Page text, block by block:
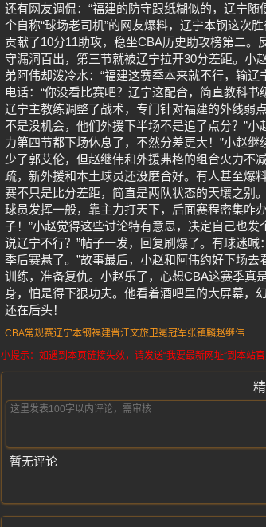
还有网友调侃：“福建的防守跟纸糊似的，辽宁
个自称“球场老司机”的网友爆料，辽宁本钢这次
贡献了10分11助攻，稳坐CBA历史助攻榜第二
守漏洞百出，第三节就被辽宁拉开30分差距。小
弟阿伟却泼冷水：“福建这赛季本来就不行，输
电话：“你没看比赛吧？辽宁这配合，简直教科
辽宁主教练调整了战术，专门针对福建的外线弱
不是没机会，他们外援下半场不是追了点分？”
力第四节都下场休息了，不然分差更大！”小赵
少了郭艾伦，但赵继伟和外援弗格的组合火力不
疏，新外援和本土球员还没磨合好。有人甚至爆
赛不只是比分差距，简直是两队状态的天壤之别
球员发挥一般，靠主力打天下，后面赛程密集咋
子！”小赵觉得这些讨论特有意思，决定自己也
说辽宁不行？”帖子一发，回复刷爆了。有球迷
季后赛悬了。”故事最后，小赵和阿伟约好下场
训练，准备复仇。小赵乐了，心想CBA这赛季真
身，怕是得下狠功夫。他看着酒吧里的大屏幕，
还在后头！
CBA常规赛辽宁本钢福建晋江文旅卫冕冠军张镇麟赵继伟
小提示：如遇到本页链接失效，请发送“我要最新网址”到本站
暂无评论